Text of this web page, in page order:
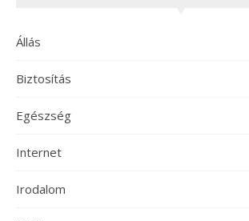
Állás
Biztosítás
Egészség
Internet
Irodalom